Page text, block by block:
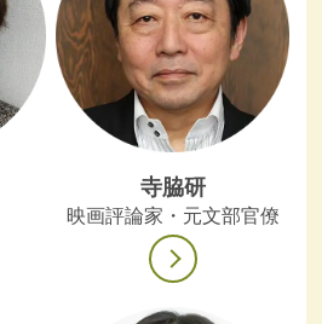
寺脇研
映画評論家・元文部官僚